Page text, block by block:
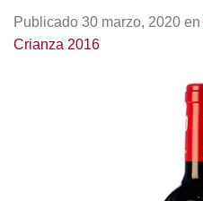
Publicado 30 marzo, 2020 en
Crianza 2016